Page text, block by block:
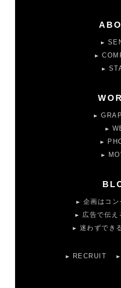
企画はコ
広告で伝え
迷わずでき
RECRUIT